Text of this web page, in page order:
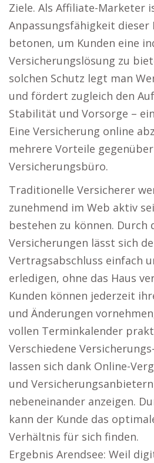
Ziele. Als Affiliate-Marketer
Anpassungsfähigkeit dieser
betonen, um Kunden eine
Versicherungslösung zu
solchen Schutz legt man
und fördert zugleich den
Stabilität und Vorsorge –
Eine Versicherung online
mehrere Vorteile
Versicherungsbüro.
Traditionelle Versicherer
zunehmend im Web aktiv
bestehen zu können. Durch
Versicherungen lässt sich
Vertragsabschluss einfach
erledigen, ohne das Haus
Kunden können jederzeit
und Änderungen
vollen Terminkalender
Verschiedene
lassen sich dank Online-
und
nebeneinander anzeigen.
kann der Kunde das
Verhältnis für sich finden.
Ergebnis Arendsee: Weil